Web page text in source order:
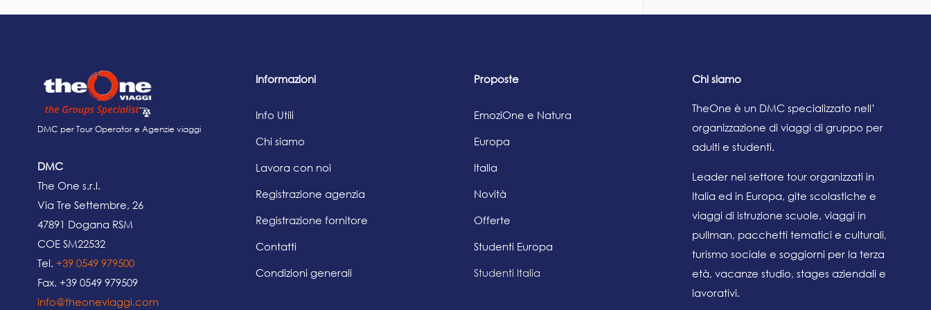
DMC per Tour Operator e Agenzie viaggi
DMC
The One s.r.l.
Via Tre Settembre, 26
47891 Dogana RSM
COE SM22532
Tel. +39 0549 979500
Fax. +39 0549 979509
info@theoneviaggi.com
Informazioni
Info Utili
Chi siamo
Lavora con noi
Registrazione agenzia
Registrazione fornitore
Contatti
Condizioni generali
Proposte
EmoziOne e Natura
Europa
Italia
Novità
Offerte
Studenti Europa
Studenti Italia
Chi siamo
TheOne è un DMC specializzato nell’
organizzazione di viaggi di gruppo per
adulti e studenti.
Leader nel settore tour organizzati in
Italia ed in Europa, gite scolastiche e
viaggi di istruzione scuole, viaggi in
pullman, pacchetti tematici e culturali,
turismo sociale e soggiorni per la terza
età, vacanze studio, stages aziendali e
lavorativi.